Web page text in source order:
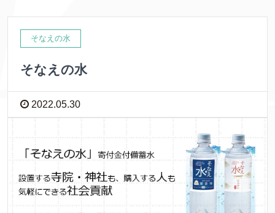
そなえの水
そなえの水
2022.05.30